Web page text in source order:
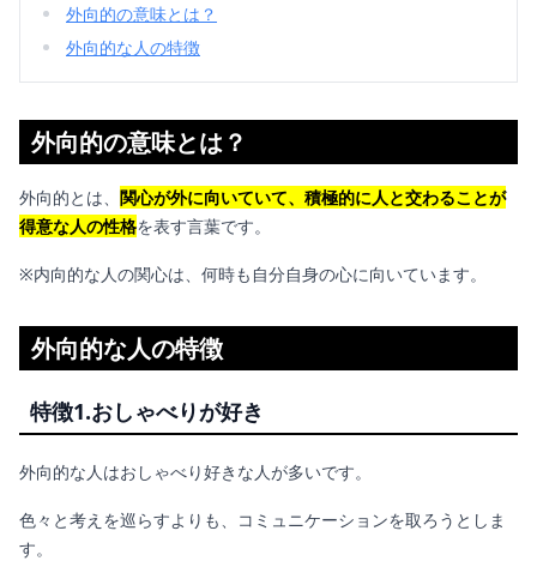
外向的の意味とは？
外向的な人の特徴
外向的の意味とは？
外向的とは、 関心が外に向いていて、積極的に人と交わることが
得意な人の性格を表す言葉です。
※内向的な人の関心は、何時も自分自身の心に向いています。
外向的な人の特徴
特徴1.おしゃべりが好き
外向的な人はおしゃべり好きな人が多いです。
色々と考えを巡らすよりも、コミュニケーションを取ろうとしま
す。